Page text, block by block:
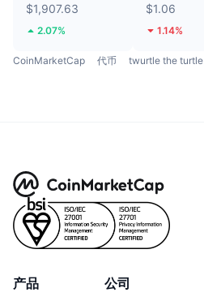
$1,907.63
2.07%
$1.06
1.14%
CoinMarketCap 代币 twurtle the turtle
产品 公司